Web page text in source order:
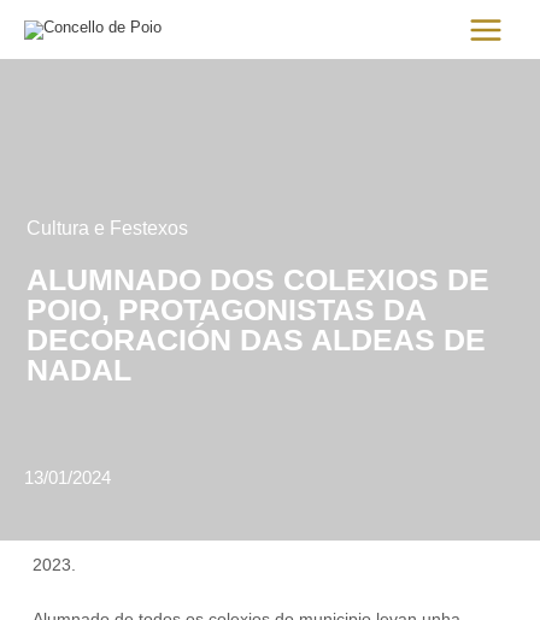
contenido
Main
Menu
Cultura e Festexos
ALUMNADO DOS COLEXIOS DE
POIO, PROTAGONISTAS DA
DECORACIÓN DAS ALDEAS DE
NADAL
13/01/2024
2023.